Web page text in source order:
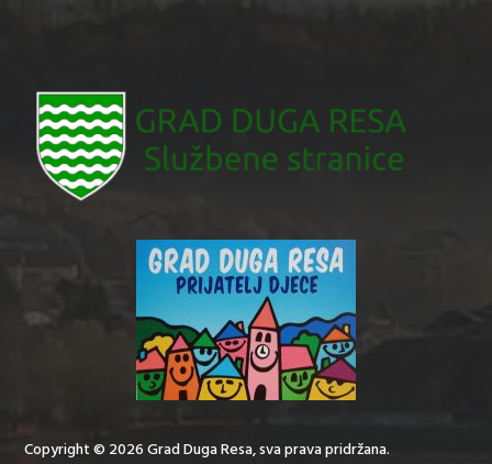
Copyright © 2026 Grad Duga Resa, sva prava pridržana.